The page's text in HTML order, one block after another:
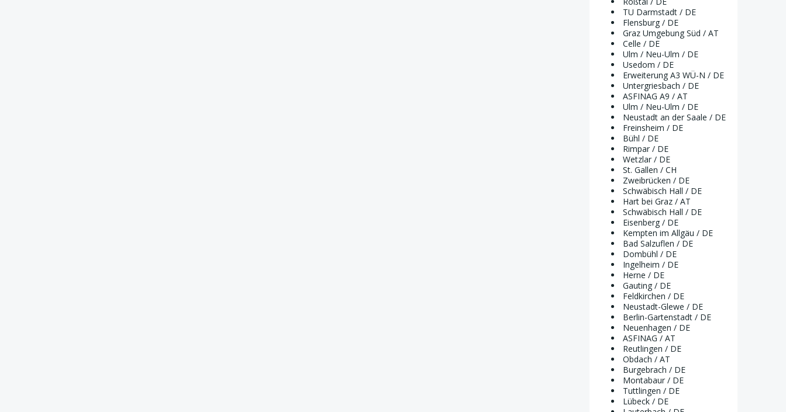
TU Darmstadt / DE
Flensburg / DE
Graz Umgebung Süd / AT
Celle / DE
Ulm / Neu-Ulm / DE
Usedom / DE
Erweiterung A3 WÜ-N / DE
Untergriesbach / DE
ASFINAG A9 / AT
Ulm / Neu-Ulm / DE
Neustadt an der Saale / DE
Freinsheim / DE
Bühl / DE
Rimpar / DE
Wetzlar / DE
St. Gallen / CH
Zweibrücken / DE
Schwäbisch Hall / DE
Hart bei Graz / AT
Schwäbisch Hall / DE
Eisenberg / DE
Kempten im Allgäu / DE
Bad Salzuflen / DE
Dombühl / DE
Ingelheim / DE
Herne / DE
Gauting / DE
Feldkirchen / DE
Neustadt-Glewe / DE
Berlin-Gartenstadt / DE
Neuenhagen / DE
ASFINAG / AT
Reutlingen / DE
Obdach / AT
Burgebrach / DE
Montabaur / DE
Tuttlingen / DE
Lübeck / DE